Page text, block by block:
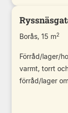
Borås, 15 m2
Förråd/lager/
varmt, torrt
förråd/lager